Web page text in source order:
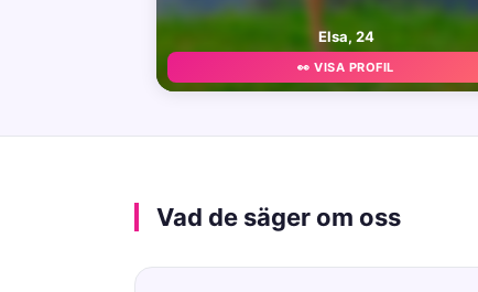
Elsa, 24
👀 VISA PROFIL
Vad de säger om oss